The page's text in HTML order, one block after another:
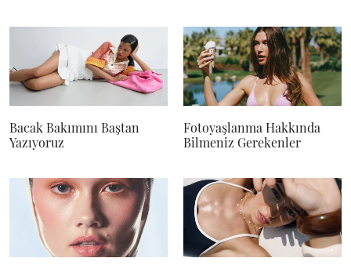
Bacak Bakımını Baştan
Yazıyoruz
Fotoyaşlanma Hakkında
Bilmeniz Gerekenler